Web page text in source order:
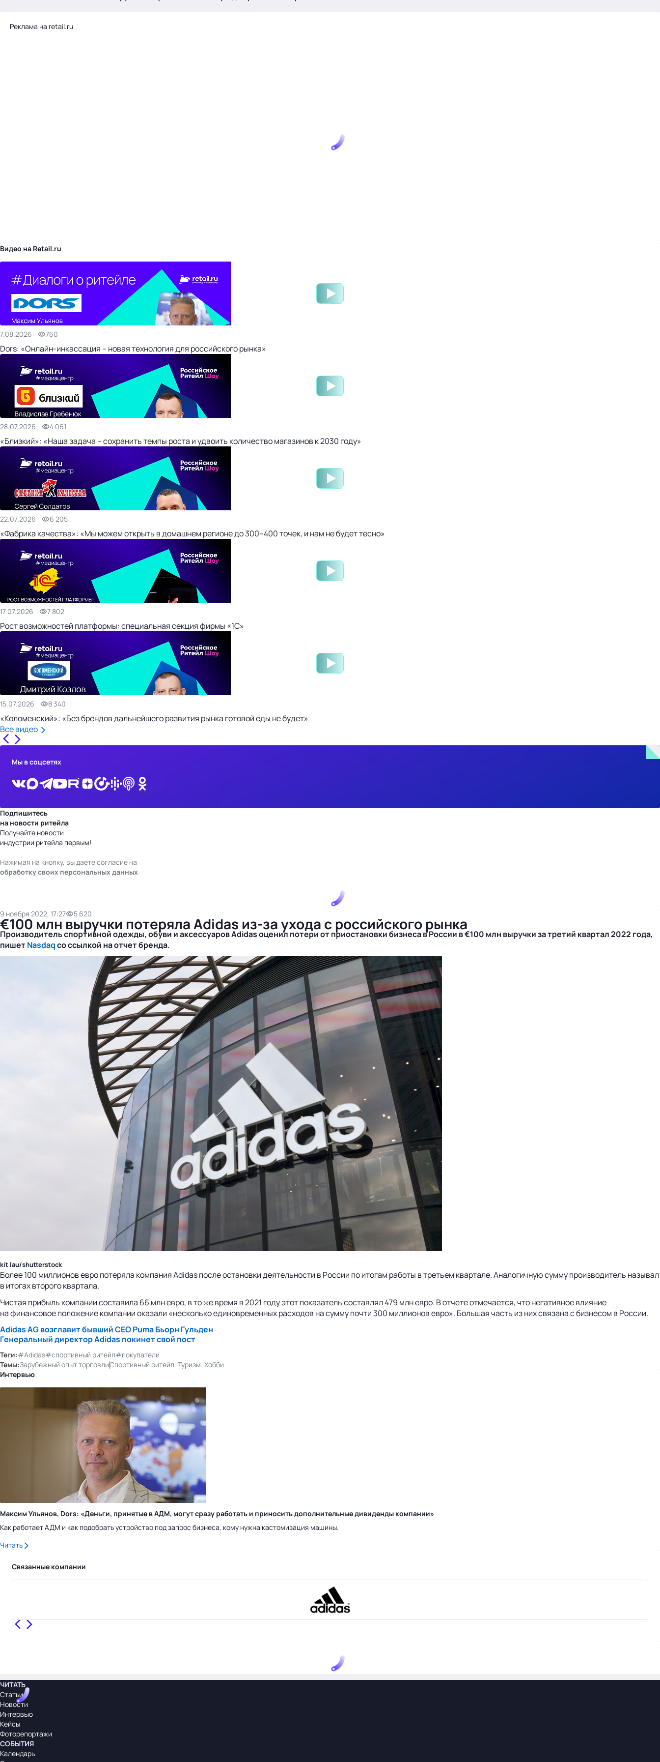
Реклама на retail.ru
Видео на Retail.ru
7.08.2026 760
Dors: «Онлайн-инкассация – новая технология для российского рынка»
28.07.2026 4 061
«Близкий»: «Наша задача – сохранить темпы роста и удвоить количество магазинов к 2030 году»
22.07.2026 6 205
«Фабрика качества»: «Мы можем открыть в домашнем регионе до 300–400 точек, и нам не будет тесно»
17.07.2026 7 802
Рост возможностей платформы: специальная секция фирмы «1С»
15.07.2026 8 340
«Коломенский»: «Без брендов дальнейшего развития рынка готовой еды не будет»
Все видео
Мы в соцсетях
Подпишитесь
на новости ритейла
Получайте новости
индустрии ритейла первым!
Нажимая на кнопку, вы даете согласие на
обработку своих персональных данных
9 ноября 2022, 17:27 5 620
€100 млн выручки потеряла Adidas из-за ухода с российского рынка
Производитель спортивной одежды, обуви и аксессуаров Adidas оценил потери от приостановки бизнеса в России в €100 млн выручки за третий квартал 2022 года,
пишетNasdaqсо ссылкой на отчет бренда.
kit lau/shutterstock
Более 100 миллионов евро потеряла компания Adidas после остановки деятельности в России по итогам работы в третьем квартале. Аналогичную сумму производитель называл
в итогах второго квартала.
Чистая прибыль компании составила 66 млн евро, в то же время в 2021 году этот показатель составлял 479 млн евро. В отчете отмечается, что негативное влияние
на финансовое положение компании оказали «несколько единовременных расходов на сумму почти 300 миллионов евро». Большая часть из них связана с бизнесом в России.
Adidas AG возглавит бывший CEO Puma Бьорн Гульден
Генеральный директор Adidas покинет свой пост
Теги:#Adidas#спортивный ритейл#покупатели
Темы:Зарубежный опыт торговлиСпортивный ритейл. Туризм. Хобби
Интервью
Максим Ульянов, Dors: «Деньги, принятые в АДМ, могут сразу работать и приносить дополнительные дивиденды компании»
Как работает АДМ и как подобрать устройство под запрос бизнеса, кому нужна кастомизация машины.
Читать
Связанные компании
ЧИТАТЬ
Статьи
Новости
Интервью
Кейсы
Фоторепортажи
СОБЫТИЯ
Календарь